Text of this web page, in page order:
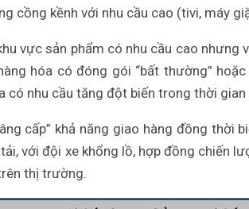
cồng kềnh với nhu cầu cao (tivi, máy
vực sản phẩm có nhu cầu cao nhưng
hóa có đóng gói “bất thường”
có nhu cầu tăng đột biến trong thời gian
cấp” khả năng giao hàng đồng thời
với đội xe khổng lồ, hợp đồng chiến
thị trường.